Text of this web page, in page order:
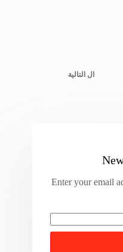
ال التالية
Enter your email